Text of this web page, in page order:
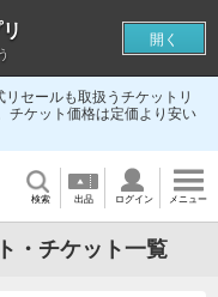
セールも取扱うチケットリ
チケット価格は定価より安い
検索 出品 ログイン メニュー
・チケット一覧
開く